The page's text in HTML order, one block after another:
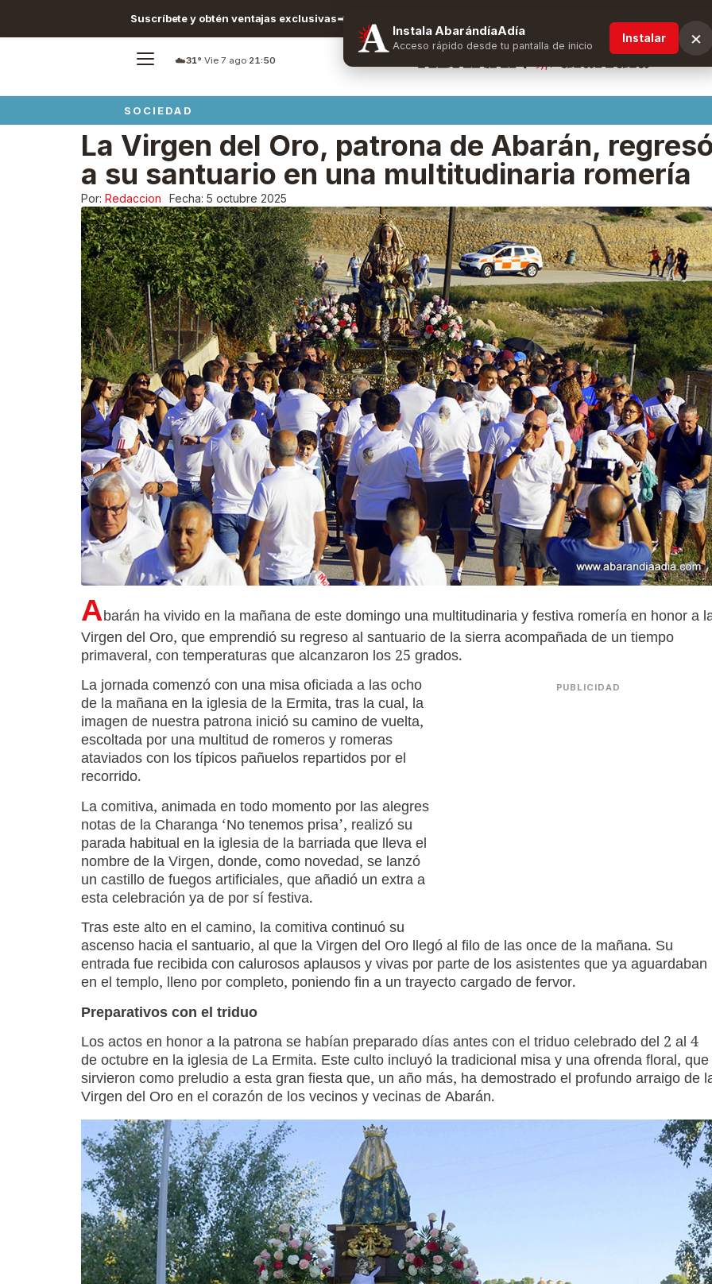
Suscríbete y obtén ventajas exclusivas
☁️31°·Vie 7 ago·21:50
SOCIEDAD
La Virgen del Oro, patrona de Abarán,
a su santuario en una multitudinaria romería
Por: Redaccion Fecha: 5 octubre 2025
Abarán ha vivido en la mañana de este domingo una multitudinaria y festiva romería en honor a
Virgen del Oro, que emprendió su regreso al santuario de la sierra acompañada de un tiempo
primaveral, con temperaturas que alcanzaron los 25 grados.
PUBLICIDAD
La jornada comenzó con una misa oficiada a las ocho
de la mañana en la iglesia de la Ermita, tras la cual, la
imagen de nuestra patrona inició su camino de vuelta,
escoltada por una multitud de romeros y romeras
ataviados con los típicos pañuelos repartidos por el
recorrido.
La comitiva, animada en todo momento por las alegres
notas de la Charanga ‘No tenemos prisa’, realizó su
parada habitual en la iglesia de la barriada que lleva el
nombre de la Virgen, donde, como novedad, se lanzó
un castillo de fuegos artificiales, que añadió un extra a
esta celebración ya de por sí festiva.
Tras este alto en el camino, la comitiva continuó su
ascenso hacia el santuario, al que la Virgen del Oro llegó al filo de las once de la mañana. Su
entrada fue recibida con calurosos aplausos y vivas por parte de los asistentes que ya aguardaban
en el templo, lleno por completo, poniendo fin a un trayecto cargado de fervor.
Preparativos con el triduo
Los actos en honor a la patrona se habían preparado días antes con el triduo celebrado del 2 al 4
de octubre en la iglesia de La Ermita. Este culto incluyó la tradicional misa y una ofrenda floral, que
sirvieron como preludio a esta gran fiesta que, un año más, ha demostrado el profundo arraigo de
Virgen del Oro en el corazón de los vecinos y vecinas de Abarán.
Instala AbarándíaAdía
Acceso rápido desde tu pantalla de inicio
Instalar ×